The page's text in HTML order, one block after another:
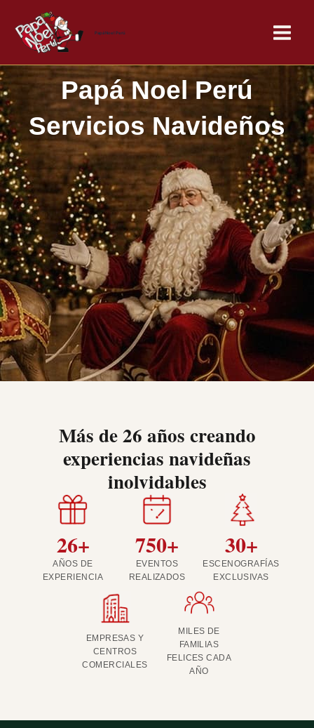
content
Papá Noel Perú
Menu
Papá Noel Perú
Servicios Navideños
Más de 26 años creando
experiencias navideñas
inolvidables
26+
AÑOS DE
EXPERIENCIA
750+
EVENTOS
REALIZADOS
30+
ESCENOGRAFÍAS
EXCLUSIVAS
EMPRESAS Y
CENTROS
COMERCIALES
MILES DE
FAMILIAS
FELICES CADA
AÑO